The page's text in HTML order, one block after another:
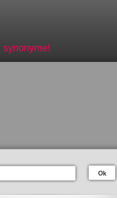
synonyme!
Ok